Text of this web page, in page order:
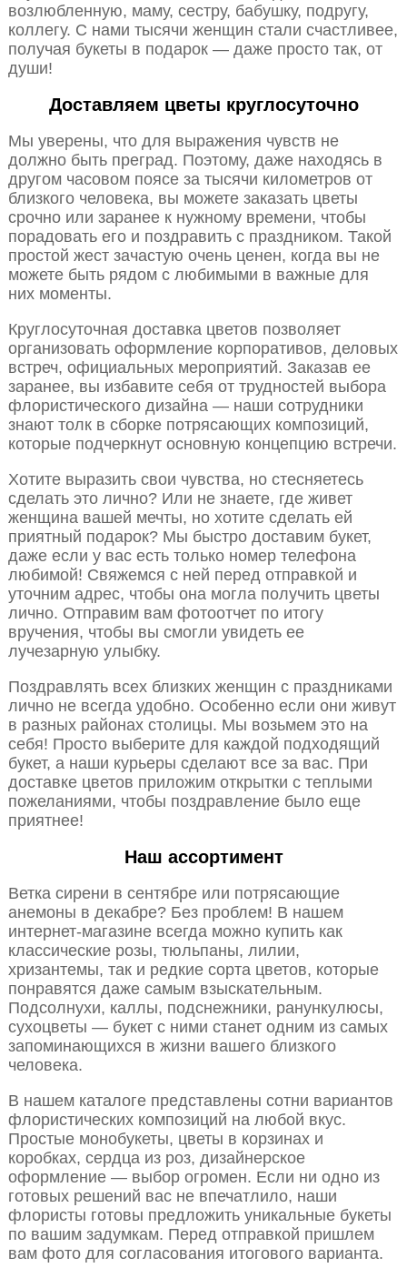
возлюбленную, маму, сестру, бабушку, подругу,
коллегу. С нами тысячи женщин стали счастливее,
получая букеты в подарок — даже просто так, от
души!
Доставляем цветы круглосуточно
Мы уверены, что для выражения чувств не
должно быть преград. Поэтому, даже находясь в
другом часовом поясе за тысячи километров от
близкого человека, вы можете заказать цветы
срочно или заранее к нужному времени, чтобы
порадовать его и поздравить с праздником. Такой
простой жест зачастую очень ценен, когда вы не
можете быть рядом с любимыми в важные для
них моменты.
Круглосуточная доставка цветов позволяет
организовать оформление корпоративов, деловых
встреч, официальных мероприятий. Заказав ее
заранее, вы избавите себя от трудностей выбора
флористического дизайна — наши сотрудники
знают толк в сборке потрясающих композиций,
которые подчеркнут основную концепцию встречи.
Хотите выразить свои чувства, но стесняетесь
сделать это лично? Или не знаете, где живет
женщина вашей мечты, но хотите сделать ей
приятный подарок? Мы быстро доставим букет,
даже если у вас есть только номер телефона
любимой! Свяжемся с ней перед отправкой и
уточним адрес, чтобы она могла получить цветы
лично. Отправим вам фотоотчет по итогу
вручения, чтобы вы смогли увидеть ее
лучезарную улыбку.
Поздравлять всех близких женщин с праздниками
лично не всегда удобно. Особенно если они живут
в разных районах столицы. Мы возьмем это на
себя! Просто выберите для каждой подходящий
букет, а наши курьеры сделают все за вас. При
доставке цветов приложим открытки с теплыми
пожеланиями, чтобы поздравление было еще
приятнее!
Наш ассортимент
Ветка сирени в сентябре или потрясающие
анемоны в декабре? Без проблем! В нашем
интернет-магазине всегда можно купить как
классические розы, тюльпаны, лилии,
хризантемы, так и редкие сорта цветов, которые
понравятся даже самым взыскательным.
Подсолнухи, каллы, подснежники, ранункулюсы,
сухоцветы — букет с ними станет одним из самых
запоминающихся в жизни вашего близкого
человека.
В нашем каталоге представлены сотни вариантов
флористических композиций на любой вкус.
Простые монобукеты, цветы в корзинах и
коробках, сердца из роз, дизайнерское
оформление — выбор огромен. Если ни одно из
готовых решений вас не впечатлило, наши
флористы готовы предложить уникальные букеты
по вашим задумкам. Перед отправкой пришлем
вам фото для согласования итогового варианта.